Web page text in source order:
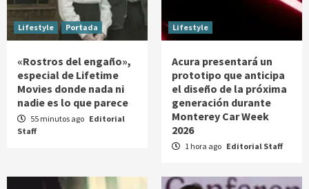
Lifestyle Portada
«Rostros del engaño»,
especial de Lifetime
Movies donde nada ni
nadie es lo que parece
55 minutos ago Editorial
Staff
Lifestyle
Acura presentará un
prototipo que anticipa
el diseño de la próxima
generación durante
Monterey Car Week
2026
1 hora ago Editorial Staff